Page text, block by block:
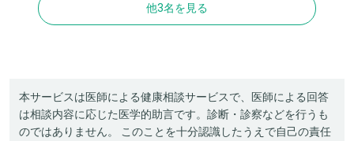
他3名を見る
本サービスは医師による健康相談サービスで、医師による回答
は相談内容に応じた医学的助言です。診断・診察などを行うも
のではありません。 このことを十分認識したうえで自己の責任